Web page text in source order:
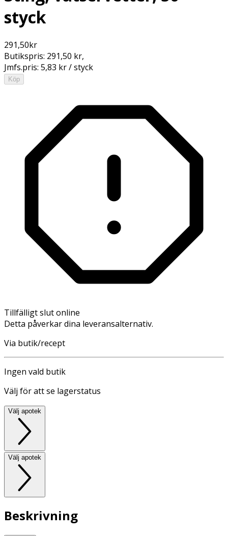
styck
291,50kr
Butikspris: 291,50 kr,
Jmfs.pris: 5,83 kr / styck
Köp
Tillfälligt slut online
Detta påverkar dina leveransalternativ.
Via butik/recept
Ingen vald butik
Välj för att se lagerstatus
Välj apotek
Välj apotek
Beskrivning